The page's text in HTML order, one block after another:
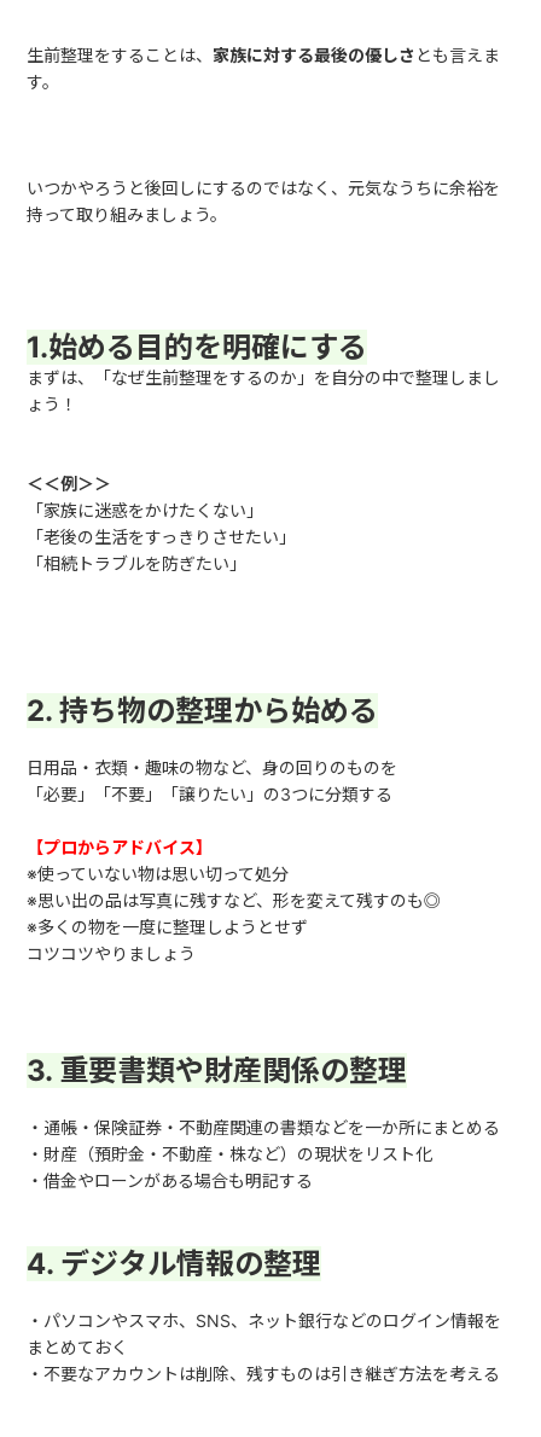
生前整理をすることは、 家族に対する最後の優しさ とも言えま
す。
いつかやろうと後回しにするのではなく、元気なうちに余裕を
持って取り組みましょう。
1.始める目的を明確にする
まずは、「なぜ生前整理をするのか」を自分の中で整理しまし
ょう！
＜＜例＞＞
「家族に迷惑をかけたくない」
「老後の生活をすっきりさせたい」
「相続トラブルを防ぎたい」
2. 持ち物の整理から始める
日用品・衣類・趣味の物など、身の回りのものを
「必要」「不要」「譲りたい」の3つに分類する
【プロからアドバイス】
※使っていない物は思い切って処分
※思い出の品は写真に残すなど、形を変えて残すのも◎
※多くの物を一度に整理しようとせず
コツコツやりましょう
3. 重要書類や財産関係の整理
・通帳・保険証券・不動産関連の書類などを一か所にまとめる
・財産（預貯金・不動産・株など）の現状をリスト化
・借金やローンがある場合も明記する
4. デジタル情報の整理
・パソコンやスマホ、 SNS、ネット銀行などのログイン情報を
まとめておく
・不要なアカウントは削除、残すものは引き継ぎ方法を考える